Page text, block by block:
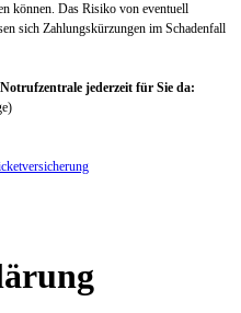
können. Das Risiko von eventuell
sich Zahlungskürzungen im Schadenfall
jederzeit für Sie da: